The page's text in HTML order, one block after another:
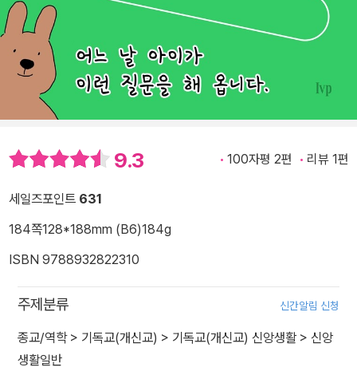
9.3 100자평 2편 리뷰 1편
세일즈포인트 631
184쪽128*188mm (B6)184g
ISBN 9788932822310
주제분류 신간알림 신청
종교/역학> 기독교(개신교) > 기독교(개신교) 신앙생활> 신앙
생활일반